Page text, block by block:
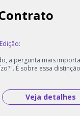
Edição:
a pergunta mais
É sobre essa
Veja detalhes